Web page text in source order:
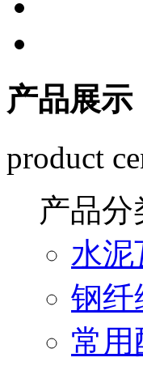
产品展示
product
产品分
水泥
钢纤
常用